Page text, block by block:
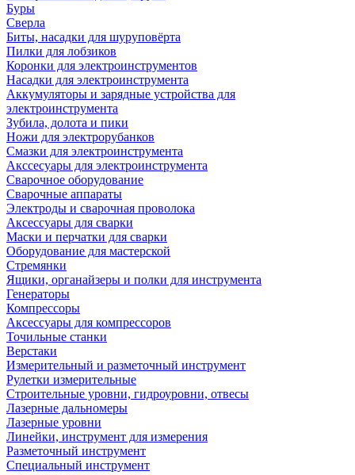
Буры
Сверла
Биты, насадки для шуруповёрта
Пилки для лобзиков
Коронки для электроинструментов
Насадки для электроинструмента
Аккумуляторы и зарядные устройства для
электроинструмента
Зубила, долота и пики
Ножи для электрорубанков
Смазки для электроинструмента
Акссесуары для электроинструмента
Сварочное оборудование
Сварочные аппараты
Электроды и сварочная проволока
Аксессуары для сварки
Маски и перчатки для сварки
Оборудование для мастерской
Стремянки
Ящики, органайзеры и полки для инструмента
Генераторы
Компрессоры
Аксессуары для компрессоров
Точильные станки
Верстаки
Измерительный и разметочный инструмент
Рулетки измерительные
Строительные уровни, гидроуровни, отвесы
Лазерные дальномеры
Лазерные уровни
Линейки, инструмент для измерения
Разметочный инструмент
Специальный инструмент